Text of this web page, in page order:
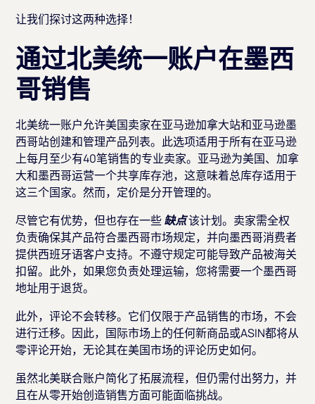
让我们探讨这两种选择！
通过北美统一账户在墨西
哥销售
北美统一账户允许美国卖家在亚马逊加拿大站和亚马逊墨
西哥站创建和管理产品列表。此选项适用于所有在亚马逊
上每月至少有40笔销售的专业卖家。亚马逊为美国、加拿
大和墨西哥运营一个共享库存池，这意味着总库存适用于
这三个国家。然而，定价是分开管理的。
尽管它有优势，但也存在一些缺点该计划。卖家需全权
负责确保其产品符合墨西哥市场规定，并向墨西哥消费者
提供西班牙语客户支持。不遵守规定可能导致产品被海关
扣留。此外，如果您负责处理运输，您将需要一个墨西哥
地址用于退货。
此外，评论不会转移。它们仅限于产品销售的市场，不会
进行迁移。因此，国际市场上的任何新商品或ASIN都将从
零评论开始，无论其在美国市场的评论历史如何。
虽然北美联合账户简化了拓展流程，但仍需付出努力，并
且在从零开始创造销售方面可能面临挑战。